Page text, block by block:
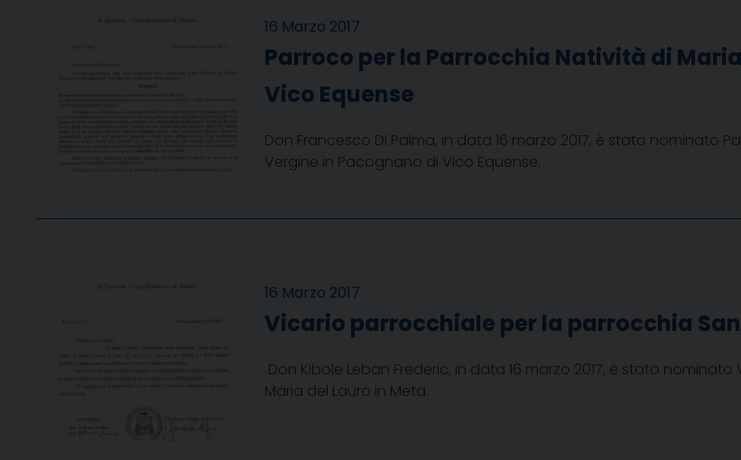
16 Marzo 2017
Parroco per la Parrocchia Natività di
Vico Equense
Don Francesco Di Palma, in data 16 marzo 2017, è stato nominato
Vergine in Pacognano di Vico Equense.
16 Marzo 2017
Vicario parrocchiale per la parrocchia
Don Kibole Leban Frederic, in data 16 marzo 2017, è stato
Maria del Lauro in Meta.